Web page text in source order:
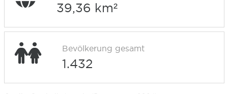
39,36 km²
Bevölkerung gesamt
1.432